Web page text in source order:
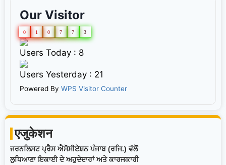
Our Visitor
0 1 0 7 7 3
Users Today : 8
Users Yesterday : 21
Powered ByWPS Visitor Counter
एजुकेशन
ਜਰਨਲਿਸਟ ਪ੍ਰੈਸ ਐਸੋਸੀਏਸ਼ਨ ਪੰਜਾਬ (ਰਜਿ.) ਵੱਲੋਂ
ਲੁਧਿਆਣਾ ਇਕਾਈ ਦੇ ਅਹੁਦੇਦਾਰਾਂ ਅਤੇ ਕਾਰਜਕਾਰੀ